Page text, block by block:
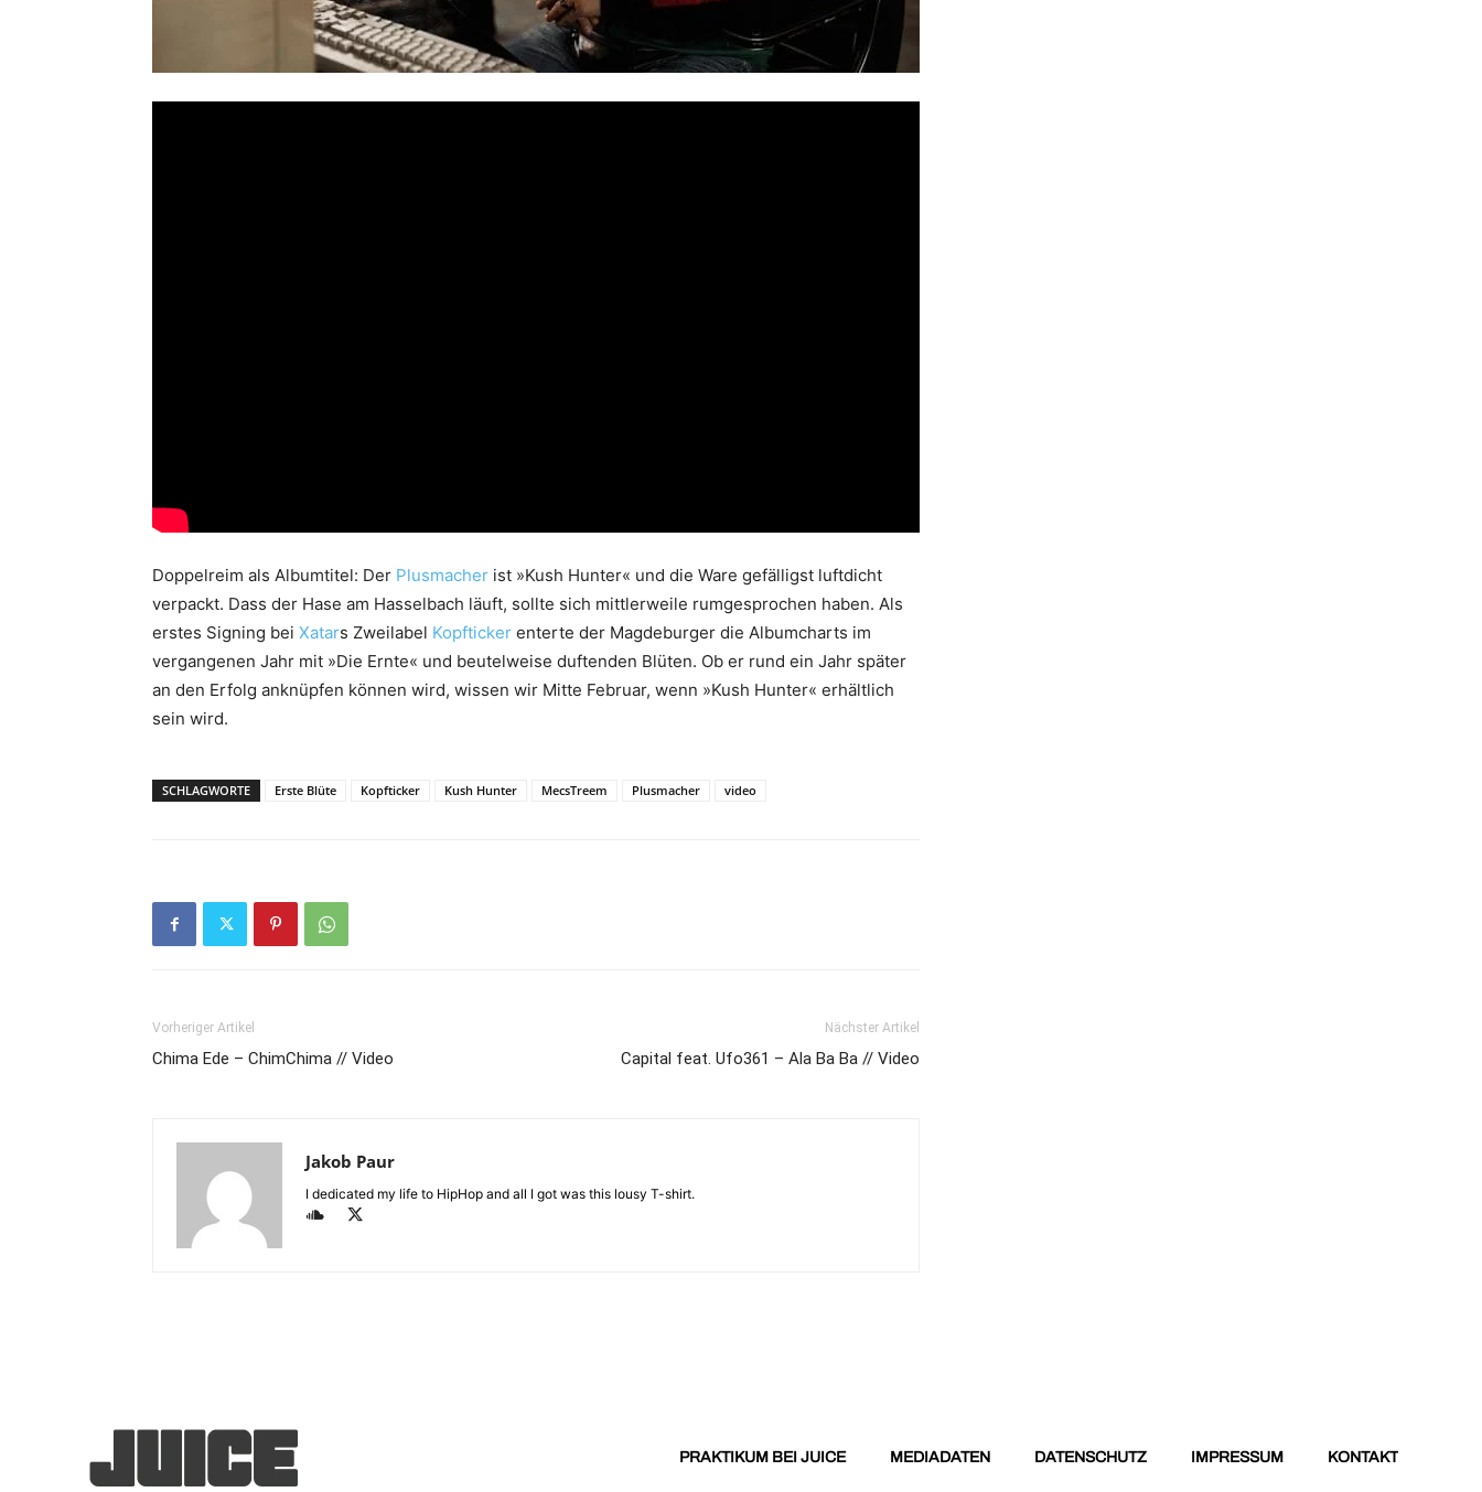
Doppelreim als Albumtitel: Der Plusmacher ist »Kush Hunter« und die Ware gefälligst luftdicht
verpackt. Dass der Hase am Hasselbach läuft, sollte sich mittlerweile rumgesprochen haben. Als
erstes Signing bei Xatars Zweilabel Kopfticker enterte der Magdeburger die Albumcharts im
vergangenen Jahr mit »Die Ernte« und beutelweise duftenden Blüten. Ob er rund ein Jahr später
an den Erfolg anknüpfen können wird, wissen wir Mitte Februar, wenn »Kush Hunter« erhältlich
sein wird.
SCHLAGWORTE Erste Blüte Kopfticker Kush Hunter MecsTreem Plusmacher video
Vorheriger Artikel
Chima Ede – ChimChima // Video
Nächster Artikel
Capital feat. Ufo361 – Ala Ba Ba // Video
Jakob Paur
I dedicated my life to HipHop and all I got was this lousy T-shirt.
PRAKTIKUM BEI JUICE MEDIADATEN DATENSCHUTZ IMPRESSUM KONTAKT